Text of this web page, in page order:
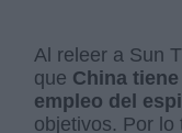
Al releer a Sun
que China
empleo del
objetivos. Por lo